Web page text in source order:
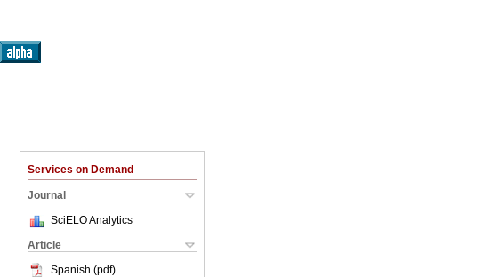
Services on Demand
Journal
SciELO Analytics
Article
Spanish (pdf)